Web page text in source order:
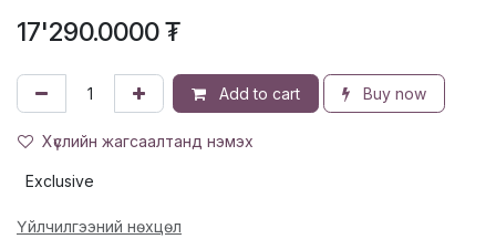
17'290.0000₮
Add to cart Buy now
Хүслийн жагсаалтанд нэмэх
Exclusive
Үйлчилгээний нөхцөл